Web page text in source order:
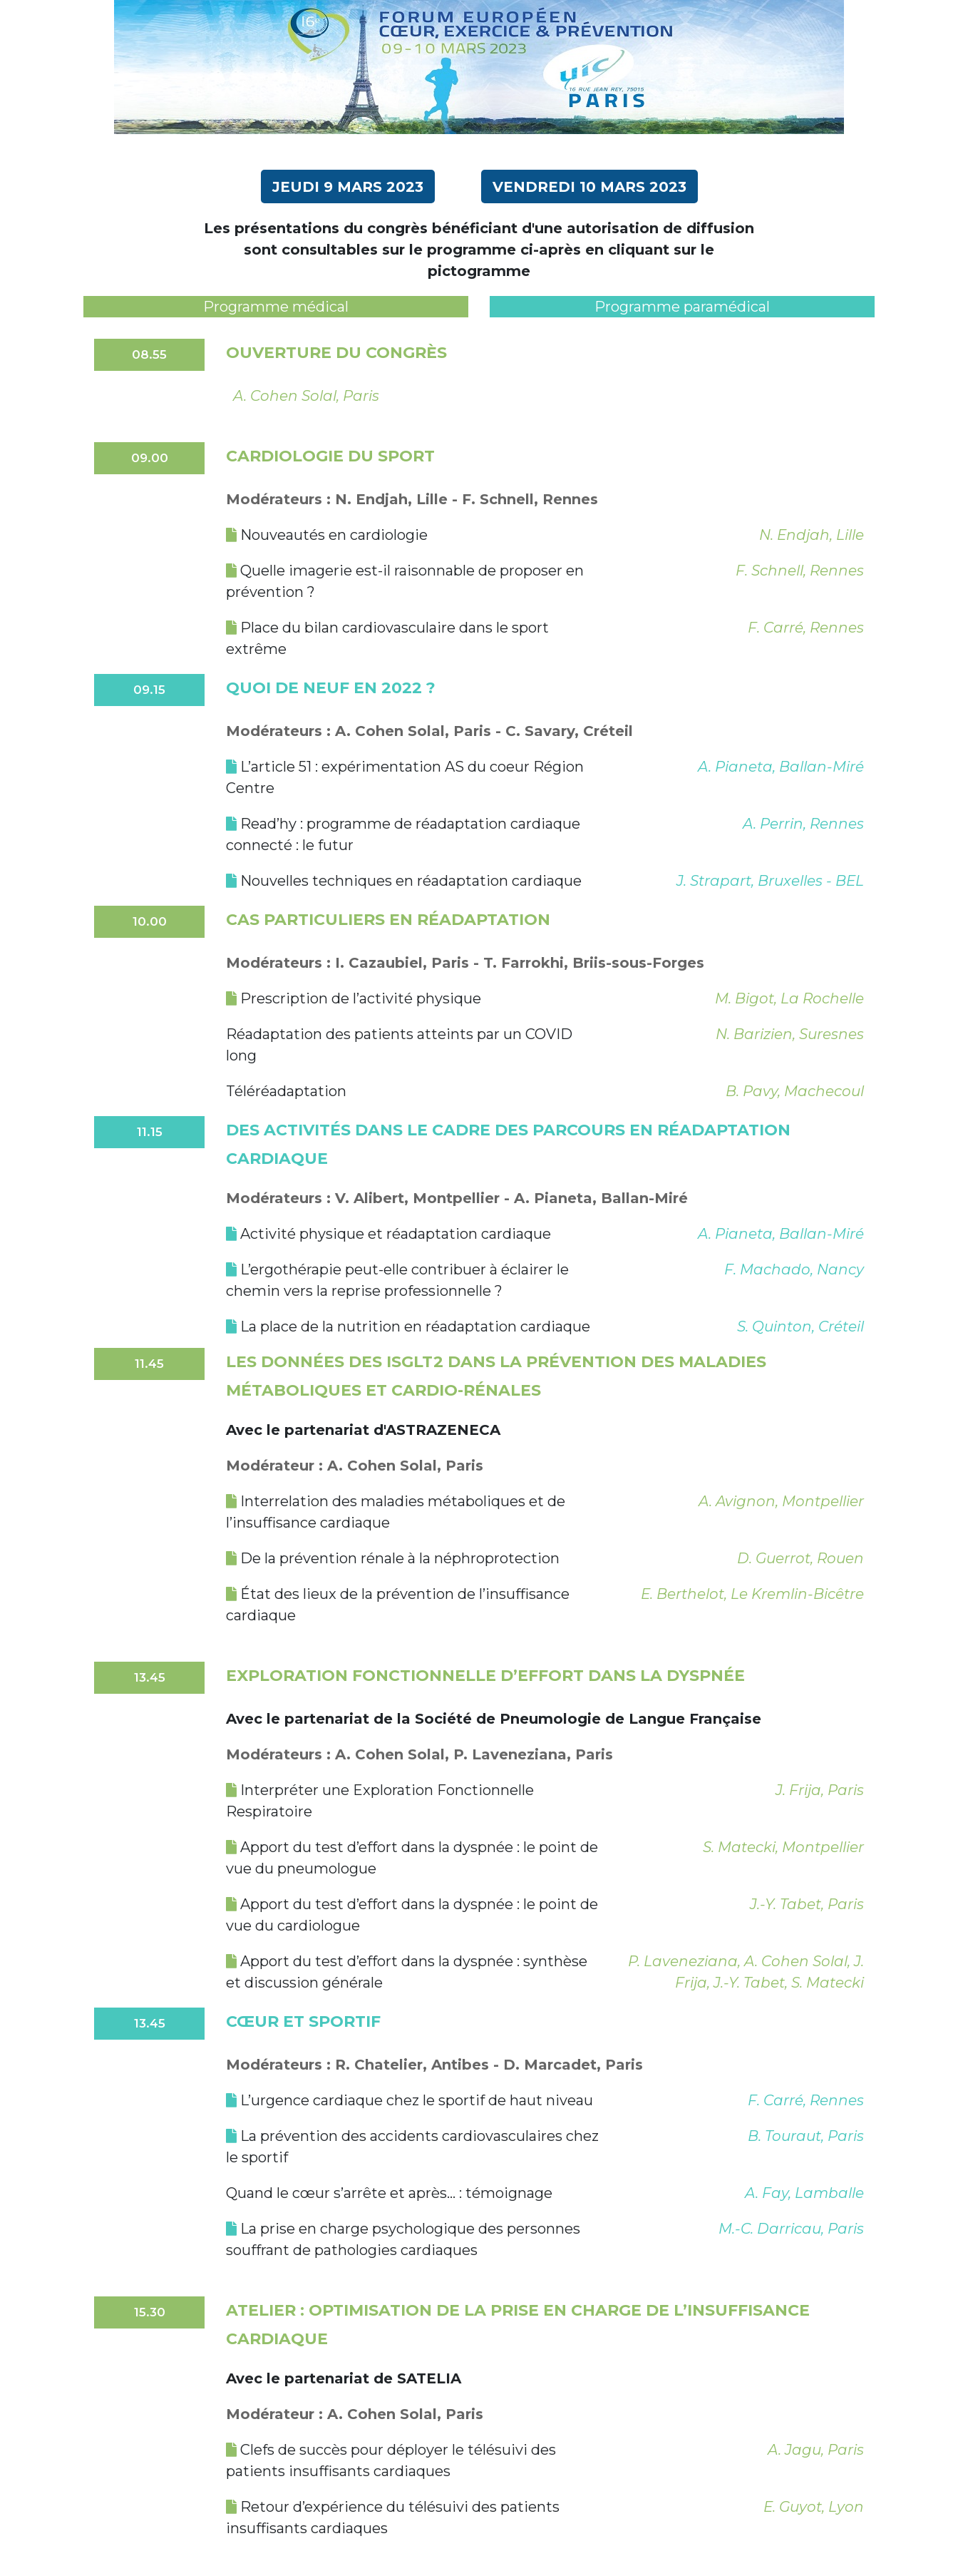
JEUDI 9 MARS 2023 VENDREDI 10 MARS 2023
Les présentations du congrès bénéficiant d'une autorisation de diffusion
sont consultables sur le programme ci-après en cliquant sur le
pictogramme
Programme médical Programme paramédical
08.55 OUVERTURE DU CONGRÈS
A. Cohen Solal, Paris
09.00 CARDIOLOGIE DU SPORT
Modérateurs : N. Endjah, Lille - F. Schnell, Rennes
Nouveautés en cardiologie N. Endjah, Lille
Quelle imagerie est-il raisonnable de proposer en
prévention ?
F. Schnell, Rennes
Place du bilan cardiovasculaire dans le sport
extrême
F. Carré, Rennes
09.15 QUOI DE NEUF EN 2022 ?
Modérateurs : A. Cohen Solal, Paris - C. Savary, Créteil
L’article 51 : expérimentation AS du coeur Région
Centre
A. Pianeta, Ballan-Miré
Read’hy : programme de réadaptation cardiaque
connecté : le futur
A. Perrin, Rennes
Nouvelles techniques en réadaptation cardiaque J. Strapart, Bruxelles - BEL
10.00 CAS PARTICULIERS EN RÉADAPTATION
Modérateurs : I. Cazaubiel, Paris - T. Farrokhi, Briis-sous-Forges
Prescription de l’activité physique M. Bigot, La Rochelle
Réadaptation des patients atteints par un COVID
long
N. Barizien, Suresnes
Téléréadaptation B. Pavy, Machecoul
11.15
DES ACTIVITÉS DANS LE CADRE DES PARCOURS EN RÉADAPTATION
CARDIAQUE
Modérateurs : V. Alibert, Montpellier - A. Pianeta, Ballan-Miré
Activité physique et réadaptation cardiaque A. Pianeta, Ballan-Miré
L’ergothérapie peut-elle contribuer à éclairer le
chemin vers la reprise professionnelle ?
F. Machado, Nancy
La place de la nutrition en réadaptation cardiaque S. Quinton, Créteil
11.45
LES DONNÉES DES ISGLT2 DANS LA PRÉVENTION DES MALADIES
MÉTABOLIQUES ET CARDIO-RÉNALES
Avec le partenariat d'ASTRAZENECA
Modérateur : A. Cohen Solal, Paris
Interrelation des maladies métaboliques et de
l’insuffisance cardiaque
A. Avignon, Montpellier
De la prévention rénale à la néphroprotection D. Guerrot, Rouen
État des lieux de la prévention de l’insuffisance
cardiaque
E. Berthelot, Le Kremlin-Bicêtre
13.45 EXPLORATION FONCTIONNELLE D’EFFORT DANS LA DYSPNÉE
Avec le partenariat de la Société de Pneumologie de Langue Française
Modérateurs : A. Cohen Solal, P. Laveneziana, Paris
Interpréter une Exploration Fonctionnelle
Respiratoire
J. Frija, Paris
Apport du test d’effort dans la dyspnée : le point de
vue du pneumologue
S. Matecki, Montpellier
Apport du test d’effort dans la dyspnée : le point de
vue du cardiologue
J.-Y. Tabet, Paris
Apport du test d’effort dans la dyspnée : synthèse
et discussion générale
P. Laveneziana, A. Cohen Solal, J.
Frija, J.-Y. Tabet, S. Matecki
13.45 CŒUR ET SPORTIF
Modérateurs : R. Chatelier, Antibes - D. Marcadet, Paris
L’urgence cardiaque chez le sportif de haut niveau F. Carré, Rennes
La prévention des accidents cardiovasculaires chez
le sportif
B. Touraut, Paris
Quand le cœur s’arrête et après... : témoignage A. Fay, Lamballe
La prise en charge psychologique des personnes
souffrant de pathologies cardiaques
M.-C. Darricau, Paris
15.30
ATELIER : OPTIMISATION DE LA PRISE EN CHARGE DE L’INSUFFISANCE
CARDIAQUE
Avec le partenariat de SATELIA
Modérateur : A. Cohen Solal, Paris
Clefs de succès pour déployer le télésuivi des
patients insuffisants cardiaques
A. Jagu, Paris
Retour d’expérience du télésuivi des patients
insuffisants cardiaques
E. Guyot, Lyon